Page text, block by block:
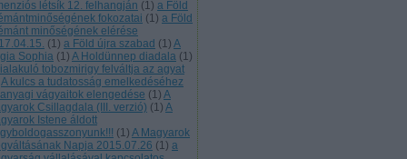
létsík 12. felhangján (1) a Föld
fokozatai (1) a Föld
minőségének elérése
(1) a Föld újra szabad (1) A
Sophia (1) A Holdünnep diadala (1)
tobozmirigy felváltja az agyat
A kulcs a tudatosság emelkedéséhez
vágyaitok elengedése (1) A
Csillagdala (III. verzió) (1) A
Istene áldott
(1) A Magyarok
Napja 2015.07.26 (1) a